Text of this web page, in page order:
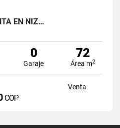
EN NIZ…
0
Garaje
72
Área m2
Venta
COP